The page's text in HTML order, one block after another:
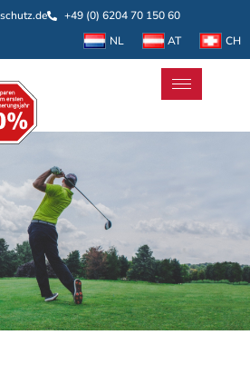
+49 (0) 6204 70 150 60
NL
AT CH